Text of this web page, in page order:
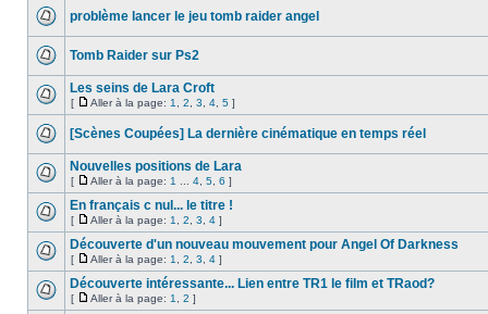
problème lancer le jeu tomb raider angel
Tomb Raider sur Ps2
Les seins de Lara Croft
[ Aller à la page: 1 2 3 4 5 ]
[Scènes Coupées] La dernière cinématique en temps réel
Nouvelles positions de Lara
[ Aller à la page: 1 4 5 6 ]
En français c nul... le titre !
[ Aller à la page: 1 2 3 4 ]
Découverte d'un nouveau mouvement pour Angel Of Darkness
[ Aller à la page: 1 2 3 4 ]
Découverte intéressante... Lien entre TR1 le film et TRaod?
[ Aller à la page: 1 2 ]